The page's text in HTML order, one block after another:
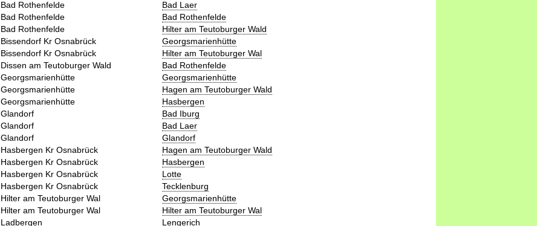
Bad Rothenfelde
Bad Laer
Bad Rothenfelde
Bad Rothenfelde
Bad Rothenfelde
Hilter am Teutoburger Wald
Bissendorf Kr Osnabrück
Georgsmarienhütte
Bissendorf Kr Osnabrück
Hilter am Teutoburger Wal
Dissen am Teutoburger Wald
Bad Rothenfelde
Georgsmarienhütte
Georgsmarienhütte
Georgsmarienhütte
Hagen am Teutoburger Wald
Georgsmarienhütte
Hasbergen
Glandorf
Bad Iburg
Glandorf
Bad Laer
Glandorf
Glandorf
Hasbergen Kr Osnabrück
Hagen am Teutoburger Wald
Hasbergen Kr Osnabrück
Hasbergen
Hasbergen Kr Osnabrück
Lotte
Hasbergen Kr Osnabrück
Tecklenburg
Hilter am Teutoburger Wal
Georgsmarienhütte
Hilter am Teutoburger Wal
Hilter am Teutoburger Wal
Ladbergen Lengerich